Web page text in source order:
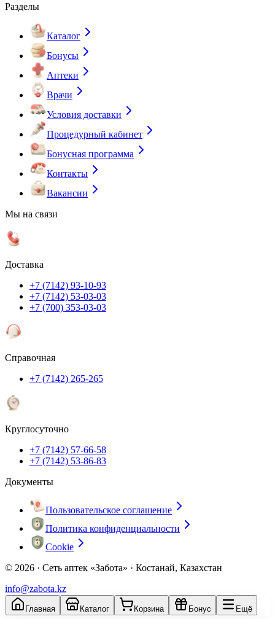
Разделы
Каталог
Бонусы
Аптеки
Врачи
Условия доставки
Процедурный кабинет
Бонусная программа
Контакты
Вакансии
Мы на связи
Доставка
+7 (7142) 93-10-93
+7 (7142) 53-03-03
+7 (700) 353-03-03
Справочная
+7 (7142) 265-265
Круглосуточно
+7 (7142) 57-66-58
+7 (7142) 53-86-83
Документы
Пользовательское соглашение
Политика конфиденциальности
Cookie
© 2026 · Сеть аптек «Забота» · Костанай, Казахстан
info@zabota.kz
Главная Каталог Корзина Бонус Ещё